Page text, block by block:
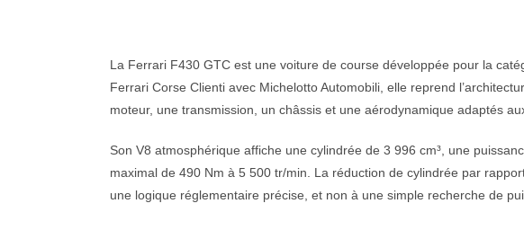
La Ferrari F430 GTC est une voiture de course développée pour la
Ferrari Corse Clienti avec Michelotto Automobili, elle reprend
moteur, une transmission, un châssis et une aérodynamique adaptés
Son V8 atmosphérique affiche une cylindrée de 3 996 cm³, une
maximal de 490 Nm à 5 500 tr/min. La réduction de cylindrée par
une logique réglementaire précise, et non à une simple recherche de